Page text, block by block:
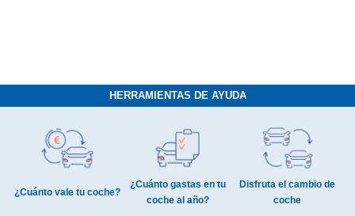
HERRAMIENTAS DE AYUDA
¿Cuánto vale tu coche?
¿Cuánto gastas en tu
coche al año?
Disfruta el cambio de
coche